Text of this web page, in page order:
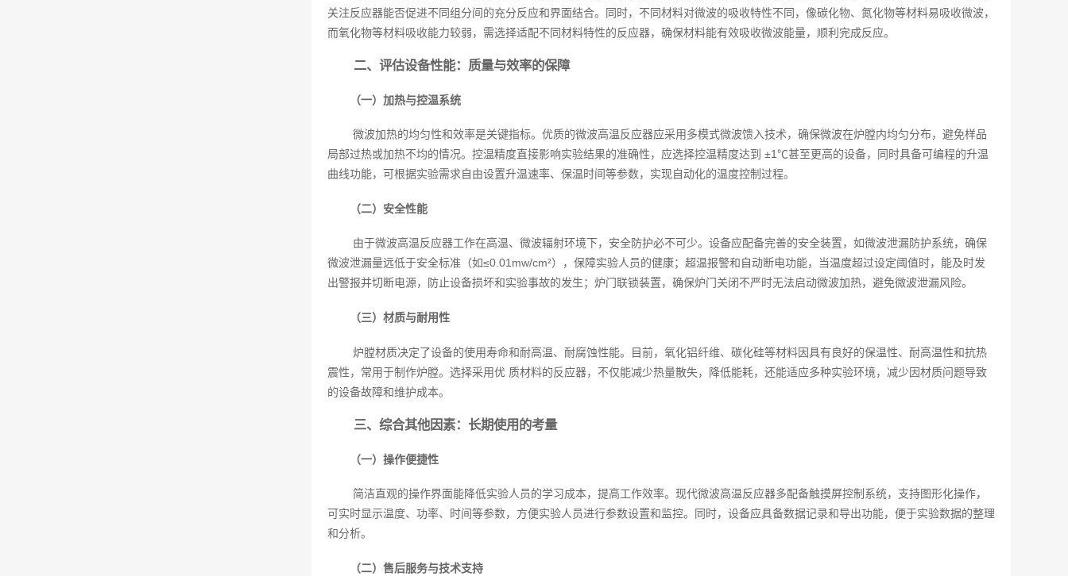
关注反应器能否促进不同组分间的充分反应和界面结合。同时，不同材料对微波的吸收特性不同，像碳化物、氮化物等材料易吸收微波，
而氧化物等材料吸收能力较弱，需选择适配不同材料特性的反应器，确保材料能有效吸收微波能量，顺利完成反应。
二、评估设备性能：质量与效率的保障
（一）加热与控温系统
微波加热的均匀性和效率是关键指标。优质的微波高温反应器应采用多模式微波馈入技术，确保微波在炉膛内均匀分布，避免样品
局部过热或加热不均的情况。控温精度直接影响实验结果的准确性，应选择控温精度达到 ±1℃甚至更高的设备，同时具备可编程的升温
曲线功能，可根据实验需求自由设置升温速率、保温时间等参数，实现自动化的温度控制过程。
（二）安全性能
由于微波高温反应器工作在高温、微波辐射环境下，安全防护必不可少。设备应配备完善的安全装置，如微波泄漏防护系统，确保
微波泄漏量远低于安全标准（如≤0.01mw/cm²），保障实验人员的健康；超温报警和自动断电功能，当温度超过设定阈值时，能及时发
出警报并切断电源，防止设备损坏和实验事故的发生；炉门联锁装置，确保炉门关闭不严时无法启动微波加热，避免微波泄漏风险。
（三）材质与耐用性
炉膛材质决定了设备的使用寿命和耐高温、耐腐蚀性能。目前，氧化铝纤维、碳化硅等材料因具有良好的保温性、耐高温性和抗热
震性，常用于制作炉膛。选择采用优 质材料的反应器，不仅能减少热量散失，降低能耗，还能适应多种实验环境，减少因材质问题导致
的设备故障和维护成本。
三、综合其他因素：长期使用的考量
（一）操作便捷性
简洁直观的操作界面能降低实验人员的学习成本，提高工作效率。现代微波高温反应器多配备触摸屏控制系统，支持图形化操作，
可实时显示温度、功率、时间等参数，方便实验人员进行参数设置和监控。同时，设备应具备数据记录和导出功能，便于实验数据的整理
和分析。
（二）售后服务与技术支持